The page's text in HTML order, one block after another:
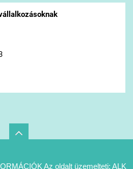
Az oldalt üzemelteti: ALK